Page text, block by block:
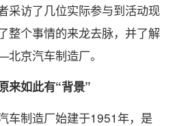
采访了几位实际参与到活动现
整个事情的来龙去脉，并了解
京汽车制造厂。
来如此有“背景”
车制造厂始建于1951年，是